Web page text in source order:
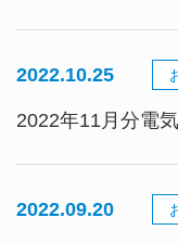
2022.10.25
2022年11月分電
2022.09.20